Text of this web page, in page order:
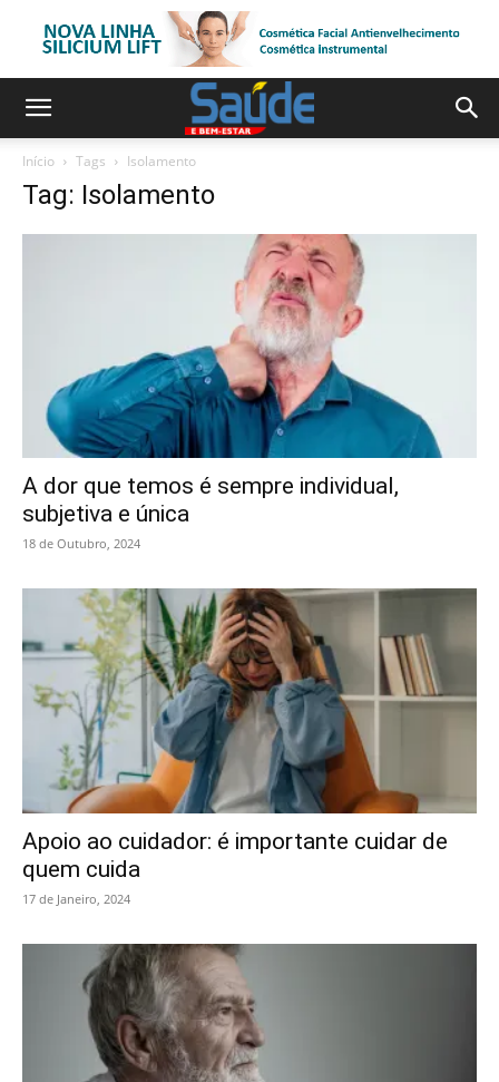
Início Tags Isolamento
Tag: Isolamento
A dor que temos é sempre individual,
subjetiva e única
18 de Outubro, 2024
Apoio ao cuidador: é importante cuidar de
quem cuida
17 de Janeiro, 2024